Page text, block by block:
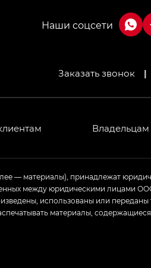
Заказать звонок |
Владельцам
— материалы), принадлежат
между юридическими лицами
использованы или переданы
материалы,